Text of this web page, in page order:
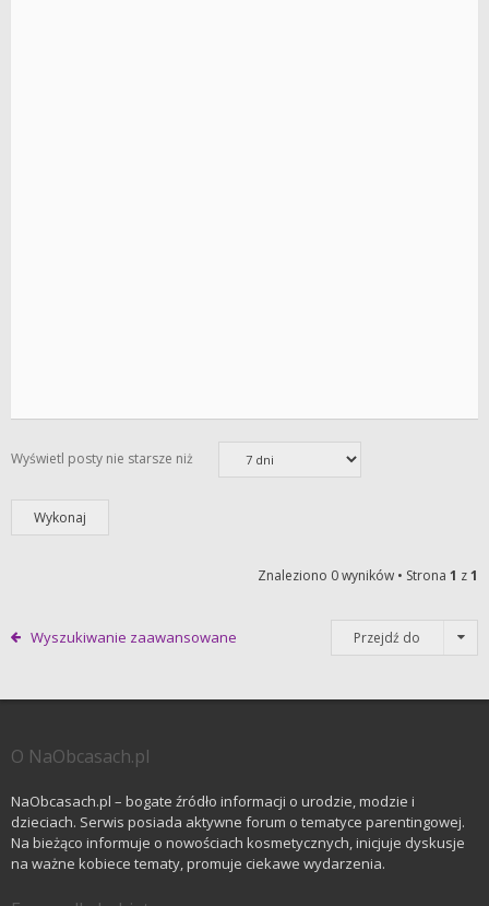
Wyświetl posty nie starsze niż
Znaleziono 0 wyników • Strona 1 z1
Wyszukiwanie zaawansowane Przejdź do
O NaObcasach.pl
NaObcasach.pl – bogate źródło informacji o urodzie, modzie i
dzieciach. Serwis posiada aktywne forum o tematyce parentingowej.
Na bieżąco informuje o nowościach kosmetycznych, inicjuje dyskusje
na ważne kobiece tematy, promuje ciekawe wydarzenia.